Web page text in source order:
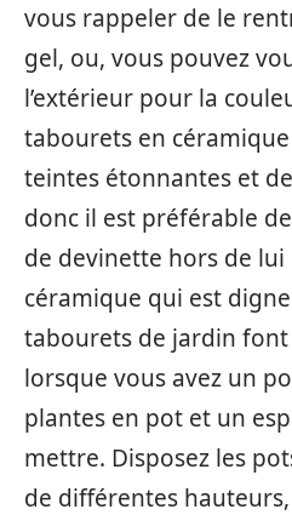
vous rappeler de le
gel, ou, vous pouvez
l’extérieur pour la
tabourets en
teintes étonnantes et
donc il est préférable
de devinette hors de
céramique qui est digne
tabourets de jardin
lorsque vous avez un
plantes en pot et un
mettre. Disposez les
de différentes